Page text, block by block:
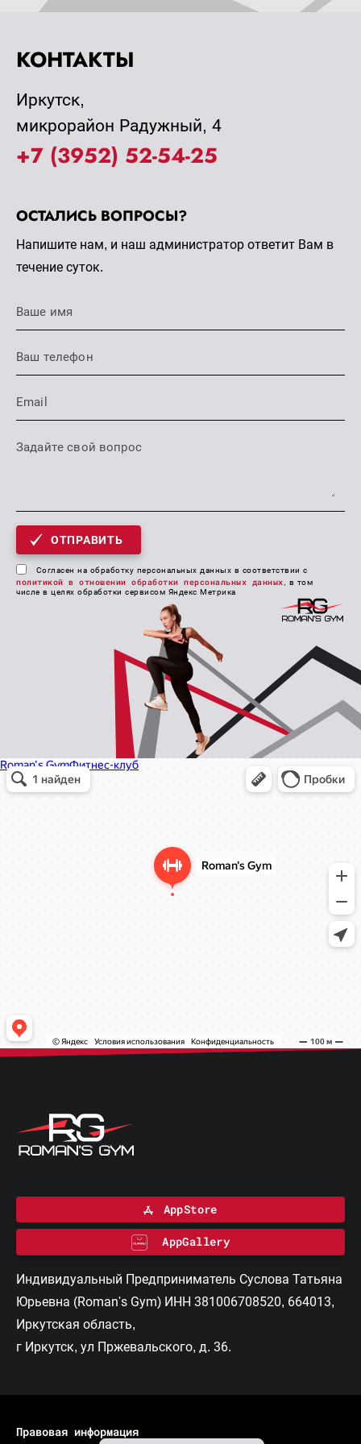
КОНТАКТЫ
Иркутск,
микрорайон Радужный, 4
+7 (3952) 52-54-25
ОСТАЛИСЬ ВОПРОСЫ?
Напишите нам, и наш администратор ответит Вам в
течение суток.
ОТПРАВИТЬ
Согласен на обработку персональных данных в соответствии с
политикой в отношении обработки персональных данных , в том
числе в целях обработки сервисом Яндекс Метрика
AppStore
AppGallery
Индивидуальный Предприниматель Суслова Татьяна
Юрьевна (Roman's Gym) ИНН 381006708520, 664013,
Иркутская область,
г Иркутск, ул Пржевальского, д. 36.
Правовая информация